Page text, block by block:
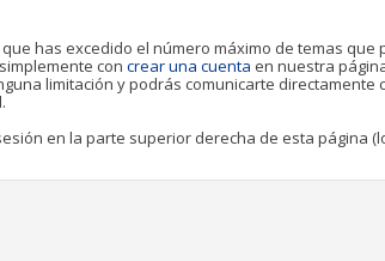
has excedido el número máximo de temas que
con crear una cuenta en nuestra
limitación y podrás comunicarte directamente
en la parte superior derecha de esta página